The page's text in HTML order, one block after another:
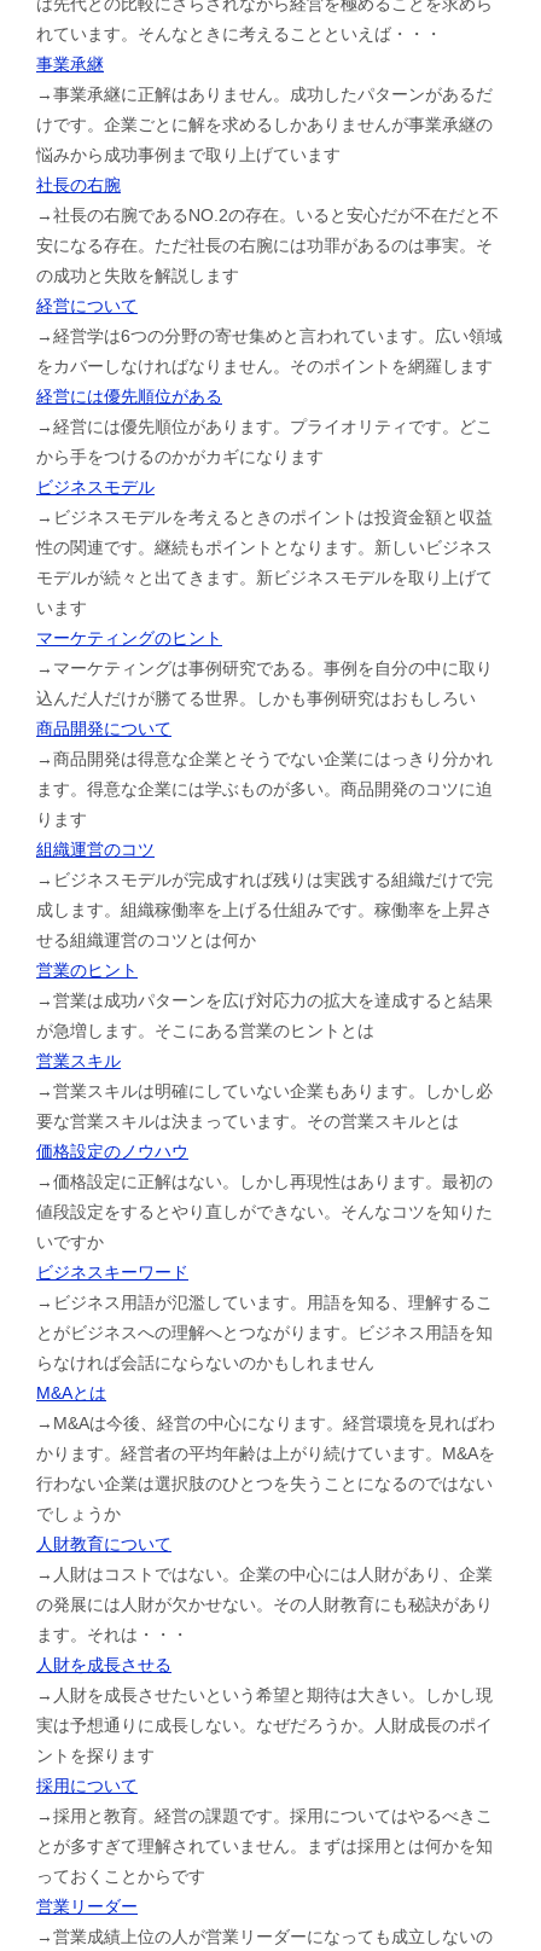
れています。そんなときに考えることといえば・・・
事業承継
→事業承継に正解はありません。成功したパターンがあるだ
けです。企業ごとに解を求めるしかありませんが事業承継の
悩みから成功事例まで取り上げています
社長の右腕
→社長の右腕であるNO.2の存在。いると安心だが不在だと不
安になる存在。ただ社長の右腕には功罪があるのは事実。そ
の成功と失敗を解説します
経営について
→経営学は6つの分野の寄せ集めと言われています。広い領域
をカバーしなければなりません。そのポイントを網羅します
経営には優先順位がある
→経営には優先順位があります。プライオリティです。どこ
から手をつけるのかがカギになります
ビジネスモデル
→ビジネスモデルを考えるときのポイントは投資金額と収益
性の関連です。継続もポイントとなります。新しいビジネス
モデルが続々と出てきます。新ビジネスモデルを取り上げて
います
マーケティングのヒント
→マーケティングは事例研究である。事例を自分の中に取り
込んだ人だけが勝てる世界。しかも事例研究はおもしろい
商品開発について
→商品開発は得意な企業とそうでない企業にはっきり分かれ
ます。得意な企業には学ぶものが多い。商品開発のコツに迫
ります
組織運営のコツ
→ビジネスモデルが完成すれば残りは実践する組織だけで完
成します。組織稼働率を上げる仕組みです。稼働率を上昇さ
せる組織運営のコツとは何か
営業のヒント
→営業は成功パターンを広げ対応力の拡大を達成すると結果
が急増します。そこにある営業のヒントとは
営業スキル
→営業スキルは明確にしていない企業もあります。しかし必
要な営業スキルは決まっています。その営業スキルとは
価格設定のノウハウ
→価格設定に正解はない。しかし再現性はあります。最初の
値段設定をするとやり直しができない。そんなコツを知りた
いですか
ビジネスキーワード
→ビジネス用語が氾濫しています。用語を知る、理解するこ
とがビジネスへの理解へとつながります。ビジネス用語を知
らなければ会話にならないのかもしれません
M&Aとは
→M&Aは今後、経営の中心になります。経営環境を見ればわ
かります。経営者の平均年齢は上がり続けています。M&Aを
行わない企業は選択肢のひとつを失うことになるのではない
でしょうか
人財教育について
→人財はコストではない。企業の中心には人財があり、企業
の発展には人財が欠かせない。その人財教育にも秘訣があり
ます。それは・・・
人財を成長させる
→人財を成長させたいという希望と期待は大きい。しかし現
実は予想通りに成長しない。なぜだろうか。人財成長のポイ
ントを探ります
採用について
→採用と教育。経営の課題です。採用についてはやるべきこ
とが多すぎて理解されていません。まずは採用とは何かを知
っておくことからです
営業リーダー
→営業成績上位の人が営業リーダーになっても成立しないの